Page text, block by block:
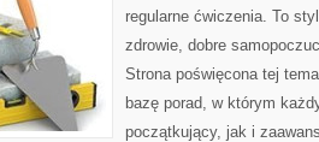
regularne ćwiczenia. To
zdrowie, dobre
Strona poświęcona tej
bazę porad, w którym
początkujący, jak i